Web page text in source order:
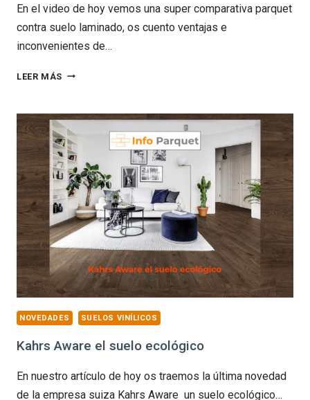
En el video de hoy vemos una super comparativa parquet
contra suelo laminado, os cuento ventajas e
inconvenientes de…
LEER MÁS COMPARATIVA
CONTRA
SUELO
LAMINADO
NOVEDADES SUELOS VINÍLICOS
Kahrs Aware el suelo ecológico
En nuestro artículo de hoy os traemos la última novedad
de la empresa suiza Kahrs Aware un suelo ecológico…